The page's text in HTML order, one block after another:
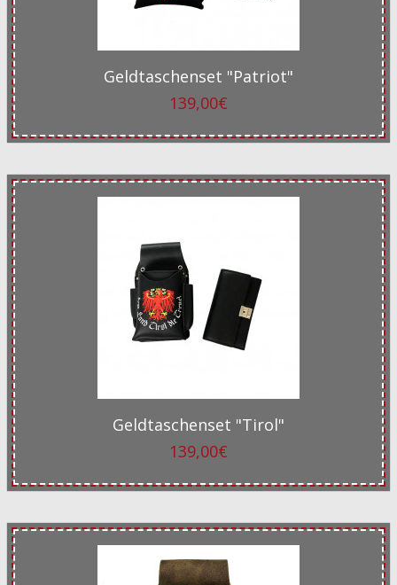
Geldtaschenset "Patriot"
139,00€
Geldtaschenset "Tirol"
139,00€